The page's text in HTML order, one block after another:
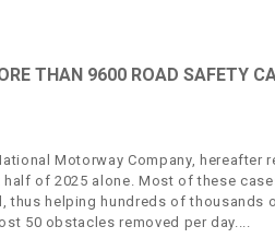
THAN 9600 ROAD SAFETY
Motorway Company, hereafter
of 2025 alone. Most of these
thus helping hundreds of thousands
50 obstacles removed per day.